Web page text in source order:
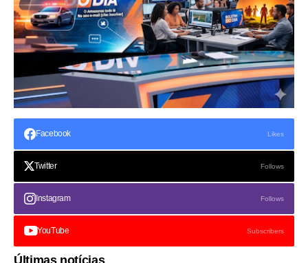
Facebook Likes
Twitter Follows
Instagram Follows
YouTube Subscribers